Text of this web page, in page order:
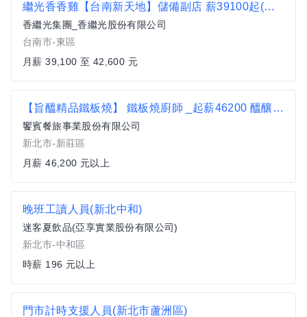
繼光香香雞【台南新天地】儲備副店 薪39100起(一段班)
香繼光集團_香繼光股份有限公司
台南市-東區
月薪 39,100 至 42,600 元
【旨醞精品鐵板燒】 鐵板燒廚師 _起薪46200 醞釀鐵板職人溫度【新莊區】
饗賓餐旅事業股份有限公司
新北市-新莊區
月薪 46,200 元以上
晚班工讀人員(新北中和)
迷客夏飲品(亞享實業股份有限公司)
新北市-中和區
時薪 196 元以上
門市計時支援人員(新北市蘆洲區)